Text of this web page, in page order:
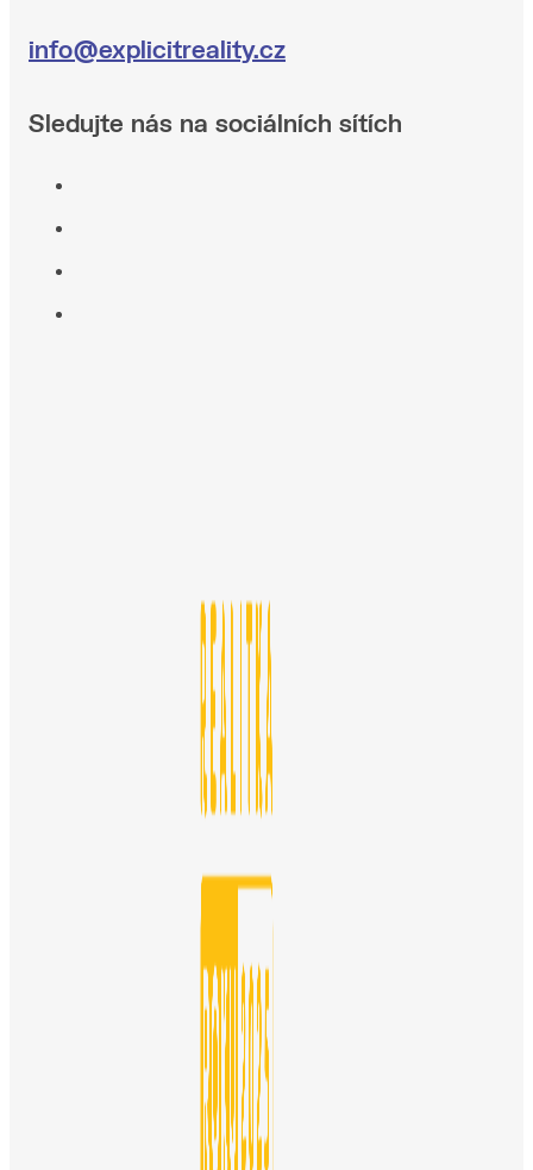
info@explicitreality.cz
Sledujte nás na sociálních sítích